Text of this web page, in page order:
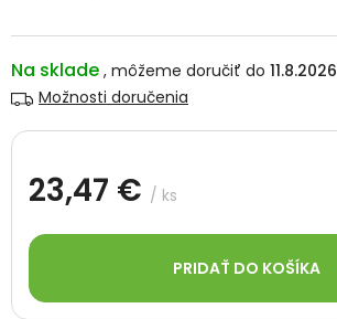
Na sklade
11.8.2026
Možnosti doručenia
23,47 € / ks
cena:
PRIDAŤ DO KOŠÍKA